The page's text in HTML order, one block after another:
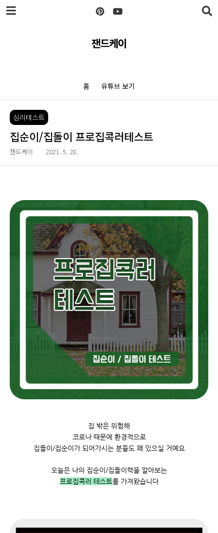
본문 바로가기
잰드케이
홈 유튜브 보기
심리테스트
집순이/집돌이 프로집콕러테스트
잰드케이 2021. 5. 28.
집 밖은 위험해
코로나 때문에 환경적으로
집돌이/집순이가 되어가시는 분들도 꽤 있으실 거예요
오늘은 나의 집순이/집돌이력을 알아보는
프로집콕러 테스트를 가져왔습니다